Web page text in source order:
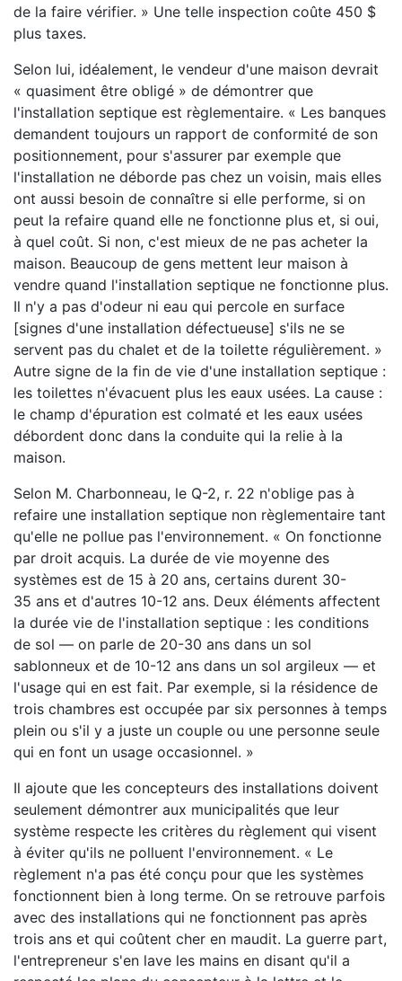
de la faire vérifier. » Une telle inspection coûte 450 $
plus taxes.
Selon lui, idéalement, le vendeur d'une maison devrait
« quasiment être obligé » de démontrer que
l'installation septique est règlementaire. « Les banques
demandent toujours un rapport de conformité de son
positionnement, pour s'assurer par exemple que
l'installation ne déborde pas chez un voisin, mais elles
ont aussi besoin de connaître si elle performe, si on
peut la refaire quand elle ne fonctionne plus et, si oui,
à quel coût. Si non, c'est mieux de ne pas acheter la
maison. Beaucoup de gens mettent leur maison à
vendre quand l'installation septique ne fonctionne plus.
Il n'y a pas d'odeur ni eau qui percole en surface
[signes d'une installation défectueuse] s'ils ne se
servent pas du chalet et de la toilette régulièrement. »
Autre signe de la fin de vie d'une installation septique :
les toilettes n'évacuent plus les eaux usées. La cause :
le champ d'épuration est colmaté et les eaux usées
débordent donc dans la conduite qui la relie à la
maison.
Selon M. Charbonneau, le Q-2, r. 22 n'oblige pas à
refaire une installation septique non règlementaire tant
qu'elle ne pollue pas l'environnement. « On fonctionne
par droit acquis. La durée de vie moyenne des
systèmes est de 15 à 20 ans, certains durent 30-
35 ans et d'autres 10-12 ans. Deux éléments affectent
la durée vie de l'installation septique : les conditions
de sol — on parle de 20-30 ans dans un sol
sablonneux et de 10-12 ans dans un sol argileux — et
l'usage qui en est fait. Par exemple, si la résidence de
trois chambres est occupée par six personnes à temps
plein ou s'il y a juste un couple ou une personne seule
qui en font un usage occasionnel. »
Il ajoute que les concepteurs des installations doivent
seulement démontrer aux municipalités que leur
système respecte les critères du règlement qui visent
à éviter qu'ils ne polluent l'environnement. « Le
règlement n'a pas été conçu pour que les systèmes
fonctionnent bien à long terme. On se retrouve parfois
avec des installations qui ne fonctionnent pas après
trois ans et qui coûtent cher en maudit. La guerre part,
l'entrepreneur s'en lave les mains en disant qu'il a